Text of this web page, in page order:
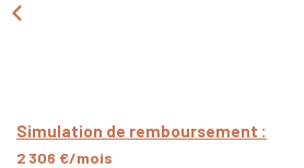
Simulation de remboursement :
2 306 €/mois